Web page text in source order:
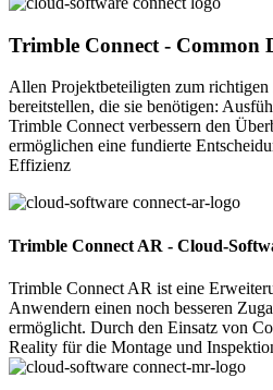
Trimble Connect - Common
Allen Projektbeteiligten zum
bereitstellen, die sie benötigen:
Trimble Connect verbessern den
ermöglichen eine fundierte
Effizienz
Trimble Connect AR - Cloud-
Trimble Connect AR ist eine
Anwendern einen noch besseren
ermöglicht. Durch den Einsatz von
Reality für die Montage und